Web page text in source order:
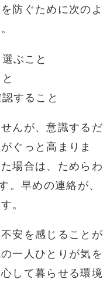
防ぐために次のよ
ぶこと
すること
んが、意識するだ
ぐっと高まりま
場合は、ためらわ
。早めの連絡が、
。
安を感じることが
一人ひとりが気を
して暮らせる環境